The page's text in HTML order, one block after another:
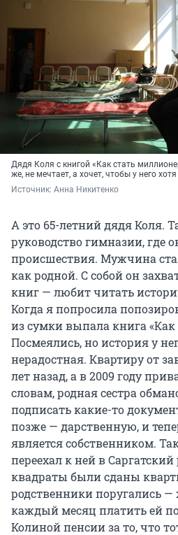
Дядя Коля с книгой «Как стать
же, не мечтает, а хочет, чтобы у него
Источник: Анна Никитенко
А это 65-летний дядя Коля.
руководство гимназии, где
происшествия. Мужчина
как родной. С собой он
книг — любит читать
Когда я попросила
из сумки выпала книга
Посмеялись, но история у
нерадостная. Квартиру от
лет назад, а в 2009 году
словам, родная сестра
подписать какие-то
позже — дарственную, и
является собственником.
переехал к ней в
квадраты были сданы
родственники поругались
каждый месяц платить ей
Колиной пенсии за то, что